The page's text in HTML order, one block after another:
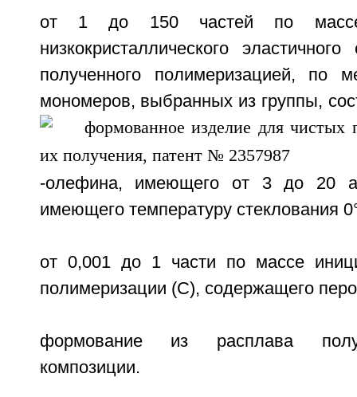
от 1 до 150 частей по
низкокристаллического
полученного полимеризацией, по
мономеров, выбранных из группы,
-олефина, имеющего от 3 до 20
имеющего температуру стеклования
от 0,001 до 1 части по массе
полимеризации (С), содержащего
формование из расплава
композиции.